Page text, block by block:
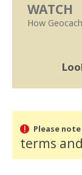
WATCH
How
Please note
terms